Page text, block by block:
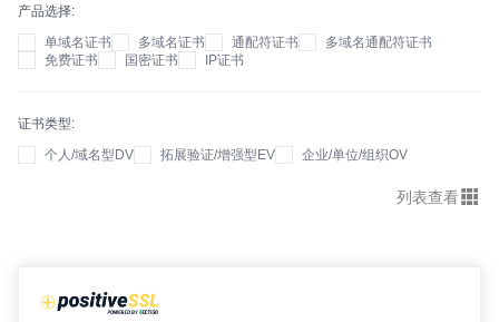
产品选择
单域名证书
多域名证书 通配符证书
多域名通配符证书
免费证书
国密证书 IP证书
证书类型
个人/域名型DV
拓展验证/增强型EV 企业/单位/组织OV
列表查看